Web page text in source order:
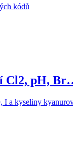
Cl2, pH,